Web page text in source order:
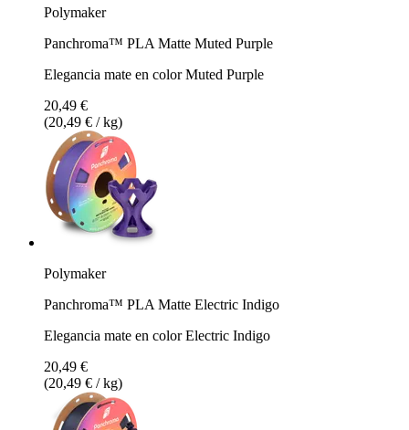
Polymaker
Panchroma™ PLA Matte Muted Purple
Elegancia mate en color Muted Purple
20,49 €
(20,49 € / kg)
Polymaker
Panchroma™ PLA Matte Electric Indigo
Elegancia mate en color Electric Indigo
20,49 €
(20,49 € / kg)